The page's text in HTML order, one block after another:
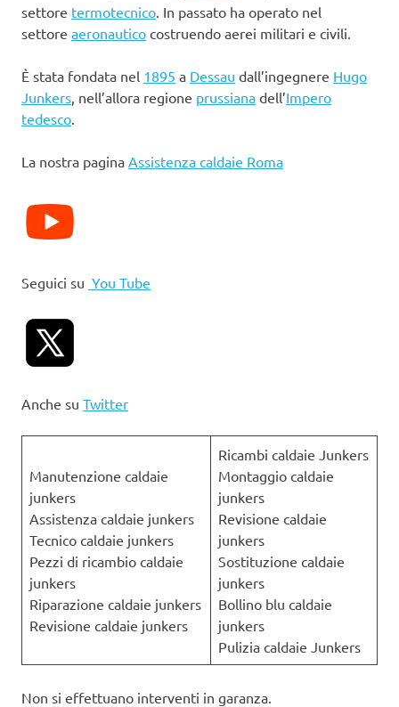
settore termotecnico . In passato ha operato nel
settore aeronautico costruendo aerei militari e civili.
È stata fondata nel 1895 a Dessau dall’ingegnere Hugo
Junkers , nell’allora regione prussiana dell’Impero
tedesco
La nostra pagina Assistenza caldaie Roma
Seguici su You Tube
Anche su Twitter
Manutenzione caldaie
junkers
Assistenza caldaie junkers
Tecnico caldaie junkers
Pezzi di ricambio caldaie
junkers
Riparazione caldaie junkers
Revisione caldaie junkers
Ricambi caldaie Junkers
Montaggio caldaie
junkers
Revisione caldaie
junkers
Sostituzione caldaie
junkers
Bollino blu caldaie
junkers
Pulizia caldaie Junkers
Non si effettuano interventi in garanza.